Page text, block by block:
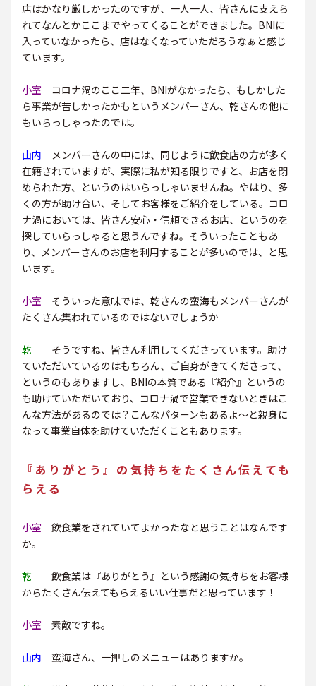
店はかなり厳しかったのですが、一人一人、皆さんに支えら
れてなんとかここまでやってくることができました。BNIに
入っていなかったら、店はなくなっていただろうなぁと感じ
ています。
小室 コロナ渦のここ二年、BNIがなかったら、もしかした
ら事業が苦しかったかもというメンバーさん、乾さんの他に
もいらっしゃったのでは。
山内 メンバーさんの中には、同じように飲食店の方が多く
在籍されていますが、実際に私が知る限りですと、お店を閉
められた方、というのはいらっしゃいませんね。やはり、多
くの方が助け合い、そしてお客様をご紹介をしている。コロ
ナ渦においては、皆さん安心・信頼できるお店、というのを
探していらっしゃると思うんですね。そういったこともあ
り、メンバーさんのお店を利用することが多いのでは、と思
います。
小室 そういった意味では、乾さんの蛮海もメンバーさんが
たくさん集われているのではないでしょうか
乾 そうですね、皆さん利用してくださっています。助け
ていただいているのはもちろん、ご自身がきてくださって、
というのもありますし、BNIの本質である『紹介』というの
も助けていただいており、コロナ渦で営業できないときはこ
んな方法があるのでは？こんなパターンもあるよ〜と親身に
なって事業自体を助けていただくこともあります。
『ありがとう』の気持ちをたくさん伝えても
らえる
小室 飲食業をされていてよかったなと思うことはなんです
か。
乾
飲食業は『ありがとう』という感謝の気持ちをお客様
からたくさん伝えてもらえるいい仕事だと思っています！
小室 素敵ですね。
山内 蛮海さん、一押しのメニューはありますか。